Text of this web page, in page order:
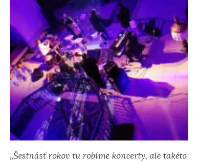
„Šestnásť rokov tu robíme koncerty, ale takéto